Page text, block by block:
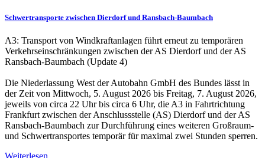
Schwertransporte zwischen Dierdorf und Ransbach-Baumbach
A3: Transport von Windkraftanlagen führt erneut zu temporären
Verkehrseinschränkungen zwischen der AS Dierdorf und der AS
Ransbach-Baumbach (Update 4)
Die Niederlassung West der Autobahn GmbH des Bundes lässt in
der Zeit von Mittwoch, 5. August 2026 bis Freitag, 7. August 2026,
jeweils von circa 22 Uhr bis circa 6 Uhr, die A3 in Fahrtrichtung
Frankfurt zwischen der Anschlussstelle (AS) Dierdorf und der AS
Ransbach-Baumbach zur Durchführung eines weiteren Großraum-
und Schwertransportes temporär für maximal zwei Stunden sperren.